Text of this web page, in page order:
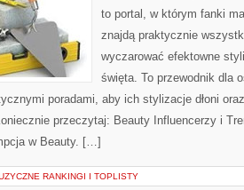
to portal, w którym fanki
znajdą praktycznie
wyczarować efektowne
święta. To przewodnik dla
poradami, aby ich stylizacje dłoni
przeczytaj: Beauty Influencerzy i
w Beauty. […]
RANKINGI I TOPLISTY